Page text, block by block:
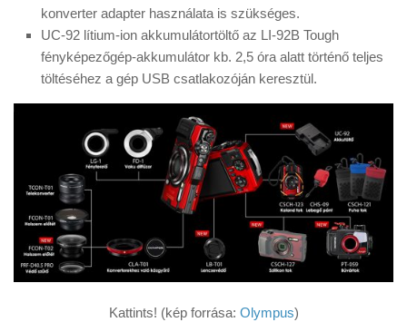
konverter adapter használata is szükséges.
UC-92 lítium-ion akkumulátortöltő az LI-92B Tough
fényképezőgép-akkumulátor kb. 2,5 óra alatt történő teljes
töltéséhez a gép USB csatlakozóján keresztül.
Kattints! (kép forrása: Olympus)